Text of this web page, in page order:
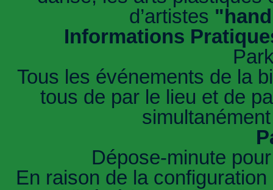
d’artistes
Informations
Tous les événements de la
tous de par le lieu et de
Dépose-minute
En raison de la